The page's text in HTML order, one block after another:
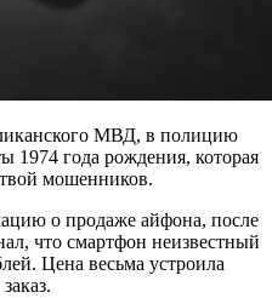
МВД, в полицию
1974 года рождения, которая
мошенников.
о продаже айфона, после
что смартфон неизвестный
Цена весьма устроила